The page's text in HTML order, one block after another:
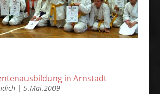
in Arnstadt
| 5.Mai.2009